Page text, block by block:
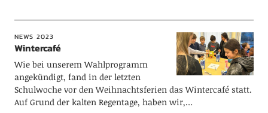
NEWS 2023
Wintercafé
Wie bei unserem Wahlprogramm
angekündigt, fand in der letzten
Schulwoche vor den Weihnachtsferien das Wintercafé statt.
Auf Grund der kalten Regentage, haben wir,…